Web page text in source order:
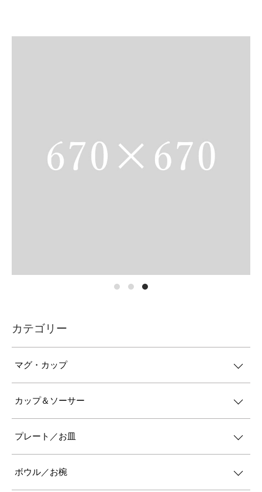
カテゴリー
マグ・カップ
カップ＆ソーサー
プレート／お皿
ボウル／お椀